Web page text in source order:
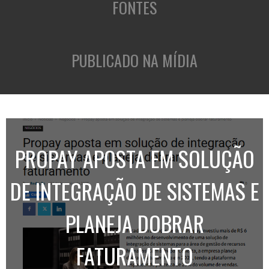
FONTES
PUBLICADO NA MÍDIA
PROPAY APOSTA EM SOLUÇÃO
DE INTEGRAÇÃO DE SISTEMAS E
PLANEJA DOBRAR
FATURAMENTO